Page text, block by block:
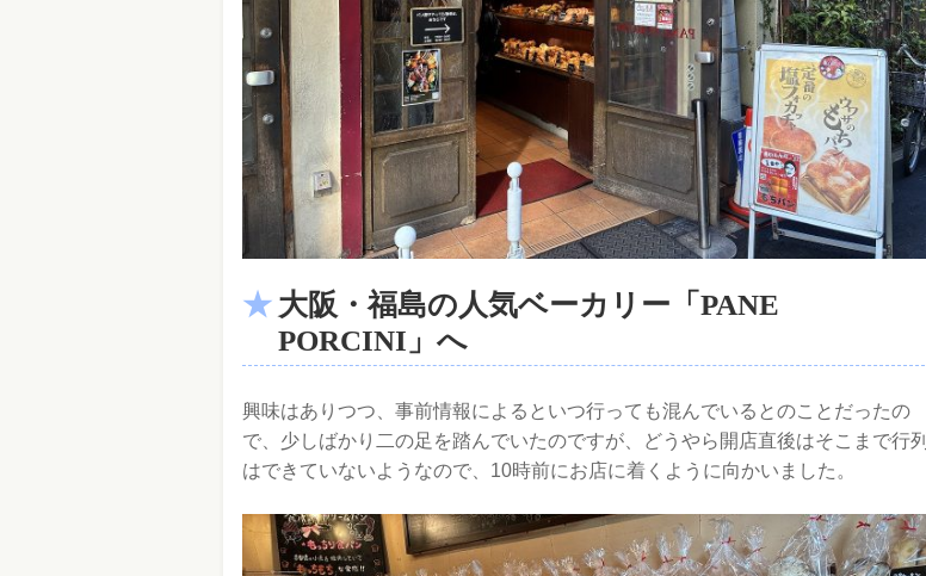
大阪・福島の人気ベーカリー「PANE
PORCINI」へ
興味はありつつ、事前情報によるといつ行っても混んでいるとのことだったの
で、少しばかり二の足を踏んでいたのですが、どうやら開店直後はそこまで行列
はできていないようなので、10時前にお店に着くように向かいました。